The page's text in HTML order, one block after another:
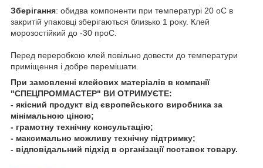
Зберігання: обидва компоненти при температурі 20 оС в
закритій упаковці зберігаються близько 1 року. Клей
морозостійкий до -30 проС.
Перед переробкою клей повільно довести до температури
приміщення і добре перемішати.
При замовленні клейових матеріалів в компанії
"СПЕЦПРОММАСТЕР" ВИ ОТРИМУЄТЕ:
- якісний продукт від європейського виробника за
мінімальною ціною;
- грамотну технічну консультацію;
- максимально можливу технічну підтримку;
- відповідальний підхід в організації поставок товару.